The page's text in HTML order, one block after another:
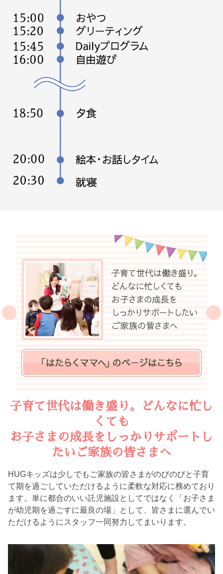
子育て世代は働き盛り。どんなに忙し
くても
お子さまの成長をしっかりサポートし
たいご家族の皆さまへ
HUGキッズは少しでもご家族の皆さまがのびのびと子育
て期を過ごしていただけるように柔軟な対応に務めており
ます。単に都合のいい託児施設としてではなく「お子さま
が幼児期を過ごすに最良の場」として、皆さまに選んでい
ただけるようにスタッフ一同努力してまいります。